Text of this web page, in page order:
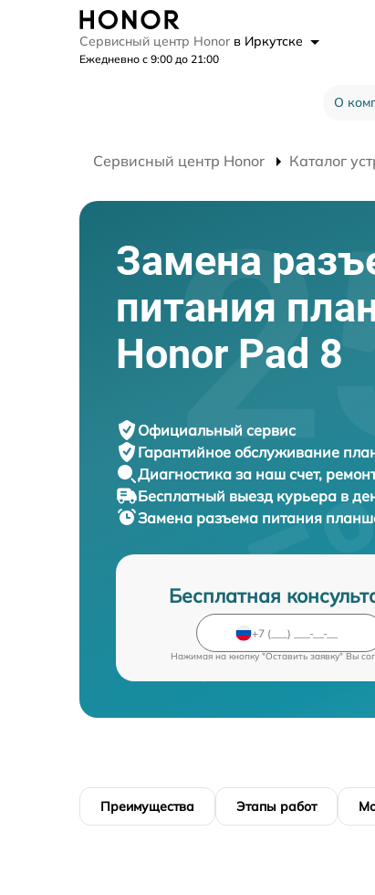
Сервисный центр Honor в Иркутске
Ежедневно с 9:00 до 21:00
О
Сервисный центр Honor Каталог
Замена
питания
Honor Pad 8
Официальный сервис
Гарантийное обслуживание
Диагностика за наш счет,
Бесплатный выезд курьера в
Замена разъема питания
Бесплатная
Нажимая на кнопку "Оставить заявку" Вы
Преимущества Этапы работ